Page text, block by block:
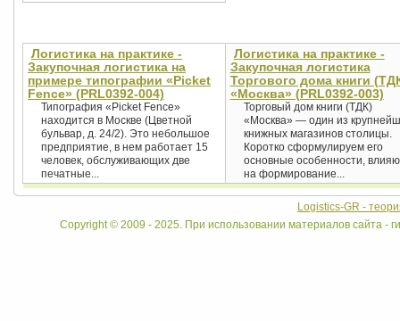
Логистика на практике -
Закупочная логистика на
примере типографии «Picket
Fence» (PRL0392-004)
Типография «Picket Fence»
находится в Москве (Цветной
бульвар, д. 24/2). Это небольшое
предприятие, в нем работает 15
человек, обслуживающих две
печатные...
Логистика на практике -
Закупочная логистика
Торгового дома книги
«Москва» (PRL0392-003)
Торговый дом книги (ТДК)
«Москва» — один из
книжных магазинов столицы.
Коротко сформулируем его
основные особенности,
на формирование...
Logistics-GR -
Copyright © 2009 - 2025. При использовании материалов сайта -